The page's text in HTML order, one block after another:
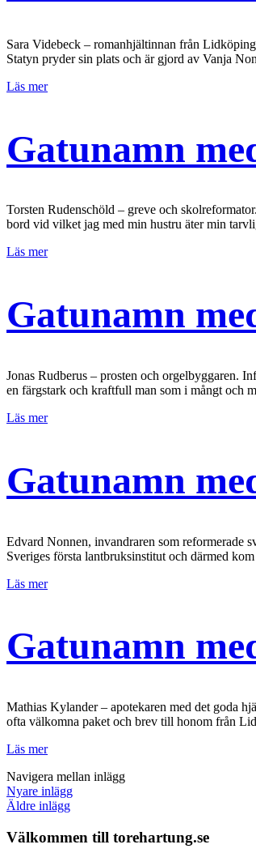
Sara Videbeck – romanhjältinnan från
Statyn pryder sin plats och är gjord av Vanja
Läs mer
Gatunamn
Torsten Rudenschöld – greve och
bord vid vilket jag med min hustru äter min
Läs mer
Gatunamn
Jonas Rudberus – prosten och orgelbyggaren.
en färgstark och kraftfull man som i mångt och
Läs mer
Gatunamn
Edvard Nonnen, invandraren som reformerade
Sveriges första lantbruksinstitut och därmed
Läs mer
Gatunamn
Mathias Kylander – apotekaren med det goda
ofta välkomna paket och brev till honom från
Läs mer
Navigera mellan inlägg
Nyare inlägg
Äldre inlägg
Välkommen till torehartung.se